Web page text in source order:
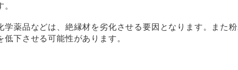
学薬品などは、絶縁材を劣化させる要因となります。また
下させる可能性があります。